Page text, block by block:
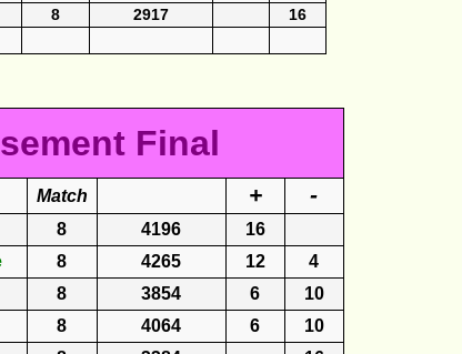
Final
Match + -
8 4196
16
8 4265 12
4
8 3854 6
10
8 4064 6
10
8 2917
16